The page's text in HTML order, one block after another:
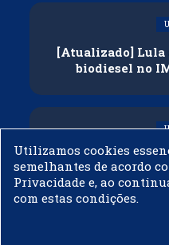
[Atualizado] Lula
biodiesel no
Governo adia
etanol
Utilizamos cookies
semelhantes de acordo
Privacidade e, ao
com estas condições.